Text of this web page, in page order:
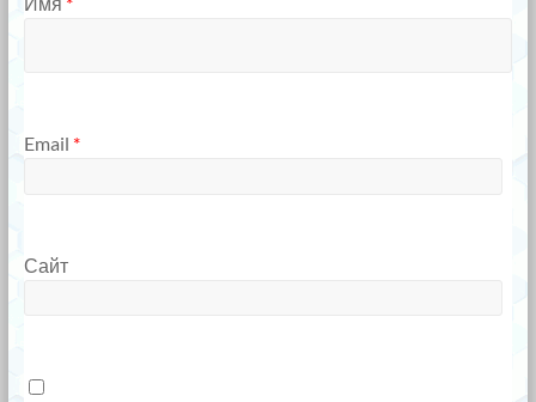
Email *
Сайт